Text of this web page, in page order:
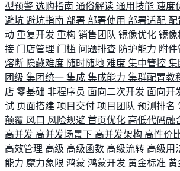
型预警 选购指南 通俗解读 通用技能 速度
避坑 避坑指南 部署 部署使用 部署适配 配
动 重复开发 重构 销售团队 镜像优化 镜像
接 门店管理 门槛 问题排查 防护能力 附
熔断 隐藏难度 随时随地 难度 集中管控 集
团级 集团统一 集成 集成能力 集群配置教
店 零基础 非程序员 面向二次开发 面向开
试 页面搭建 项目交付 项目团队 预测排名
颠覆 风口 风险规避 首页优化 高低代码融
高并发 高并发场景下 高并发架构 高性价
高效管理 高级 高级函数 高级流转 高级用
能力 魔力象限 鸿蒙 鸿蒙开发 黄金标准 黄